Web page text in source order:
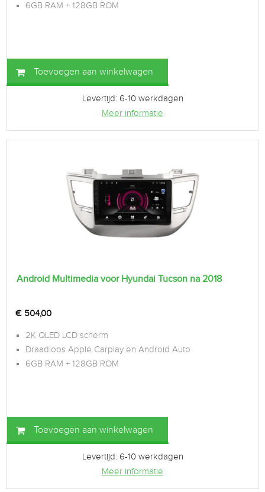
6GB RAM + 128GB ROM
Toevoegen aan winkelwagen
Levertijd: 6-10 werkdagen
Meer informatie
Android Multimedia voor Hyundai Tucson na 2018
€ 504,00
2K QLED LCD scherm
Draadloos Apple Carplay en Android Auto
6GB RAM + 128GB ROM
Toevoegen aan winkelwagen
Levertijd: 6-10 werkdagen
Meer informatie